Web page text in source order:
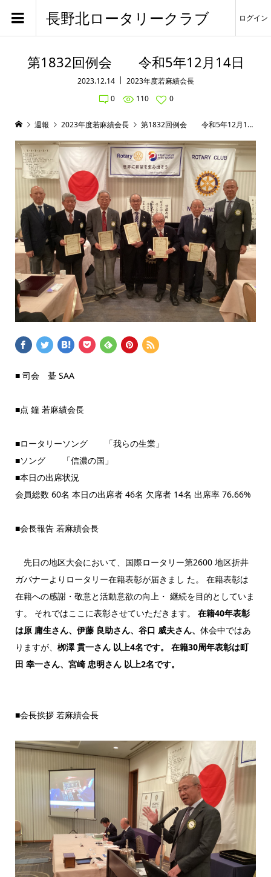
長野北ロータリークラブ ログイン
第1832回例会 令和5年12月14日
2023.12.14
2023年度若麻績会長
0
110 0
週報 2023年度若麻績会長 第1832回例会 令和5年12月14日
■ 司会 䑓 SAA
■点 鐘 若麻績会長
■ロータリーソング 「我らの生業」
■ソング 「信濃の国」
■本日の出席状況
会員総数 60名 本日の出席者 46名 欠席者 14名 出席率 76.66%
■会長報告 若麻績会長
先日の地区大会において、国際ロータリー第2600 地区折井
ガバナーよりロータリー在籍表彰が届きまし た。 在籍表彰は
在籍への感謝・敬意と活動意欲の向上・ 継続を目的としていま
す。 それではここに表彰させていただきます。 在籍40年表彰
は原 庸生さん、伊藤 良助さん、谷口 威夫さん、 休会中ではあ
りますが、 栁澤 貫一さん 以上4名です。 在籍30周年表彰は町
田 幸一さん、宮崎 忠明さん 以上2名です。
■会長挨拶 若麻績会長